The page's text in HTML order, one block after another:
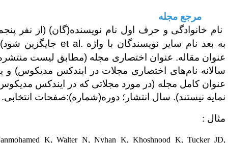
نام خانوادگی و حرف اول نام نویسنده(گان) (از نفر پنجم
بعد نام سایر نویسندگان با واژه et al.جایگزین شود).
مقاله. عنوان اختصاری مجله (مطابق لیست منتشره
نام‌های اختصاری مجلات در ایندکس مدیکوس) و یا
کامل مجله (در مورد مجلاتی که در ایندکس مدیکوس
نیستند). سال انتشار؛ دوره(شماره):صفحات انتخابی.
:
Janmohamed K, Walter N, Nyhan K, Khoshnood K, Tucker